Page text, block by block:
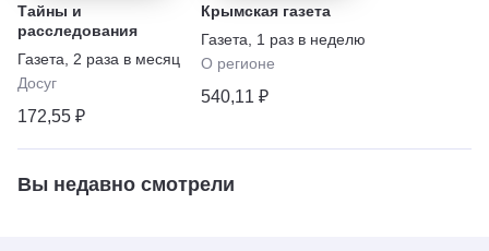
Тайны и
расследования
Газета
2 раза в месяц
Досуг
172,55 ₽
Крымская газета
Газета
1 раз в неделю
О регионе
540,11 ₽
Вы недавно смотрели